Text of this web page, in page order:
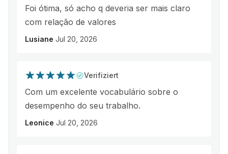
Foi ótima, só acho q deveria ser mais claro
com relação de valores
Lusiane Jul 20, 2026
Verifiziert
Com um excelente vocabulário sobre o
desempenho do seu trabalho.
Leonice Jul 20, 2026